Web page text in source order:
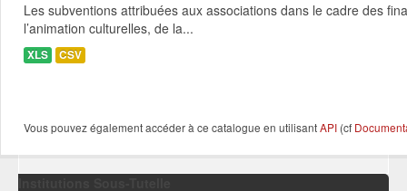
Les subventions attribuées aux associations dans le cadre des
l’animation culturelles, de la...
XLS CSV
Vous pouvez également accéder à ce catalogue en utilisantAPI (cf